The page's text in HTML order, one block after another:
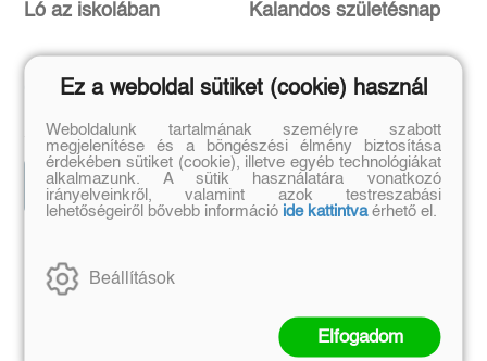
Ló az iskolában
Csukás István
1 999 Ft
1 799 Ft
Előrendelem
Kalandos születésnap
Geronimo Stilton
3 299 Ft
2 969 Ft
Előrendelem
Szerző további művei
Ez a weboldal sütiket (cookie) használ
Weboldalunk tartalmának személyre szabott
megjelenítése és a böngészési élmény biztosítása
érdekében sütiket (cookie), illetve egyéb technológiákat
alkalmazunk. A sütik használatára vonatkozó
irányelveinkről, valamint azok testreszabási
lehetőségeiről bővebb információ ide kattintvaérhető el.
Beállítások
Elfogadom